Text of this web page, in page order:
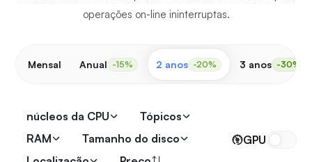
operações on-line ininterruptas.
Mensal Anual -15% 2 anos -20% 3 anos -30%
núcleos da CPU
Tópicos
RAM
Tamanho do disco
GPU